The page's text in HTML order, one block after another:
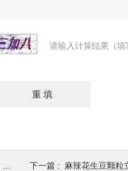
请输入计算结果（
下一篇 : 麻辣花生豆颗粒立